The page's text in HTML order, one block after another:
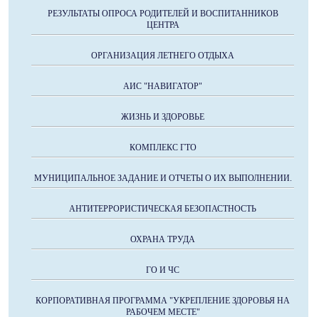
РЕЗУЛЬТАТЫ ОПРОСА РОДИТЕЛЕЙ И ВОСПИТАННИКОВ
ЦЕНТРА
ОРГАНИЗАЦИЯ ЛЕТНЕГО ОТДЫХА
АИС "НАВИГАТОР"
ЖИЗНЬ И ЗДОРОВЬЕ
КОМПЛЕКС ГТО
МУНИЦИПАЛЬНОЕ ЗАДАНИЕ И ОТЧЕТЫ О ИХ ВЫПОЛНЕНИИ.
АНТИТЕРРОРИСТИЧЕСКАЯ БЕЗОПАСТНОСТЬ
ОХРАНА ТРУДА
ГО И ЧС
КОРПОРАТИВНАЯ ПРОГРАММА "УКРЕПЛЕНИЕ ЗДОРОВЬЯ НА
РАБОЧЕМ МЕСТЕ"